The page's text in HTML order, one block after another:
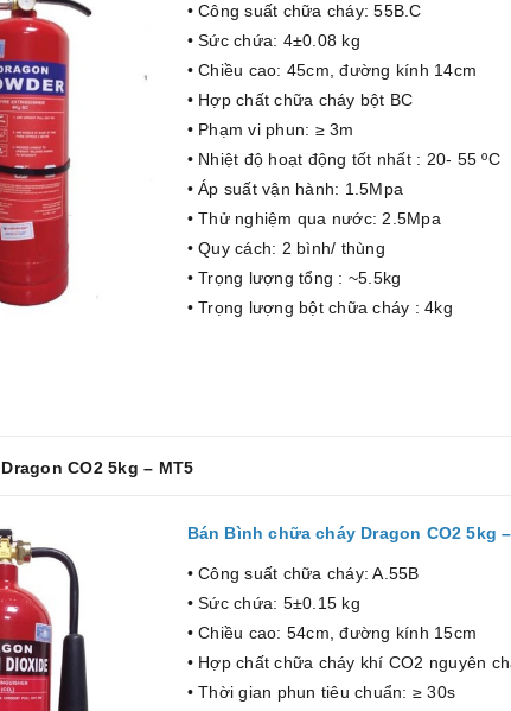
• Công suất chữa cháy: 55B.C
• Sức chứa: 4±0.08 kg
• Chiều cao: 45cm, đường kính 14cm
• Hợp chất chữa cháy bột BC
• Phạm vi phun: ≥ 3m
• Nhiệt độ hoạt động tốt nhất : 20- 55 ºC
• Áp suất vận hành: 1.5Mpa
• Thử nghiệm qua nước: 2.5Mpa
• Quy cách: 2 bình/ thùng
• Trọng lượng tổng : ~5.5kg
• Trọng lượng bột chữa cháy : 4kg
CO2 5kg – MT5
Bán Bình chữa cháy Dragon CO2 5kg
• Công suất chữa cháy: A.55B
• Sức chứa: 5±0.15 kg
• Chiều cao: 54cm, đường kính 15cm
• Hợp chất chữa cháy khí CO2 nguyên
• Thời gian phun tiêu chuẩn: ≥ 30s